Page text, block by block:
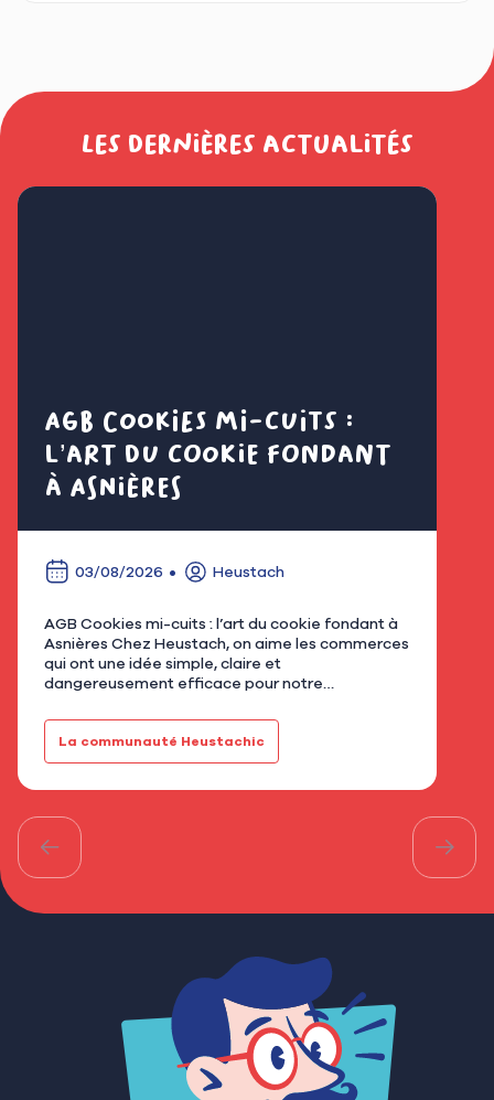
Les dernières actualités
AGB Cookies mi-cuits :
l’art du cookie fondant
à Asnières
03/08/2026 Heustach
AGB Cookies mi-cuits : l’art du cookie fondant à
Asnières Chez Heustach, on aime les commerces
qui ont une idée simple, claire et
dangereusement efficace pour notre
installé au 21 rue de Bretagne à As…
La communauté Heustachic